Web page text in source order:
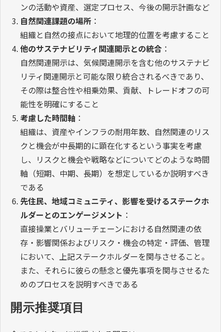
ンの活動や資産、選定プロセス、今後の開示計画など
自然関連課題の場所 ：
組織と自然の接点において地理的位置を考慮すること
他のサステナビリティ関連開示との統合 ：
自然関連開示は、気候関連開示を含む他のサステナビ
リティ関連開示と可能な限り統合されるべきであり、
その際は整合性や相乗効果、貢献、トレードオフの可
能性を明確にすること
考慮した時間軸 ：
組織は、資産やインフラの耐用年数、自然関連のリス
クと機会が中長期的に顕在化するという事実を考慮
し、リスクと機会や戦略などについてどのような時間
軸（短期、中期、長期）を想定しているか説明すべき
である
先住民、地域コミュニティ、影響を受けるステークホ
ルダーとのエンゲージメント ：
直接操業とバリューチェーンにおける自然関連の依
存・影響関係およびリスク・機会の特定・評価、管理
において、上記ステークホルダーを関与させること。
また、それらに彼らの懸念と優先事項を関与させるた
めのプロセスを説明すべきである
開示推奨項目